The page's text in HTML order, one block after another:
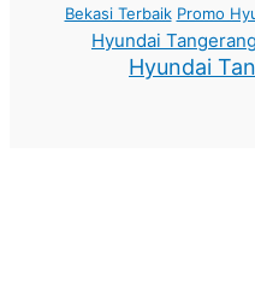
Bekasi Terbaik Promo
Hyundai
Hyundai